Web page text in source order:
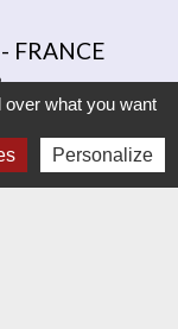
FRANCE
what you want
Personalize